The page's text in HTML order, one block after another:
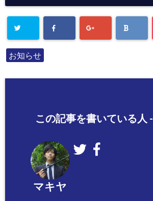
お知らせ
この記事を書いている人 -
マキヤ